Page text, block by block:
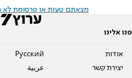
מצאתם טעות או פרסומת לא
פנו אלינו
אודות
יצירת קשר
Pусский
عربية